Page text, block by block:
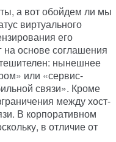
а вот обойдем ли мы
виртуального
его
на основе соглашения
нынешнее
или «сервис-
связи». Кроме
между хост-
В корпоративном
в отличие от